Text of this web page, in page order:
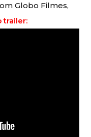
Globo Filmes,
trailer: